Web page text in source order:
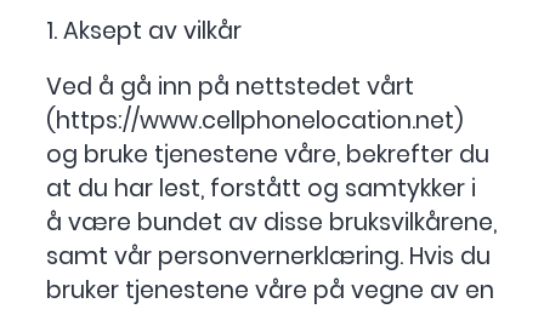
1. Aksept av vilkår
Ved å gå inn på nettstedet vårt
(https://www.cellphonelocation.net)
og bruke tjenestene våre, bekrefter du
at du har lest, forstått og samtykker i
å være bundet av disse bruksvilkårene,
samt vår personvernerklæring. Hvis du
bruker tjenestene våre på vegne av en